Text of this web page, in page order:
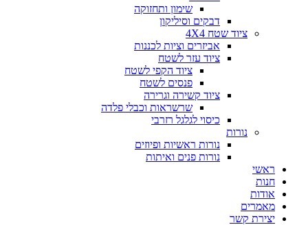
שימון ותחזוקה
דבקים וסיליקון
ציוד שטח 4X4
אביזרים וציות לכננות
ציוד עזר לשטח
ציוד הקפי לשטח
פנסים לשטח
ציוד קשירה וגרירה
שרשראות וכבלי פלדה
כיסוי לגלגל רזרבי
נורות
נורות ראשיות ופיוזים
נורות פנים ואיתות
ראשי
חנות
אודות
מאמרים
יצירת קשר